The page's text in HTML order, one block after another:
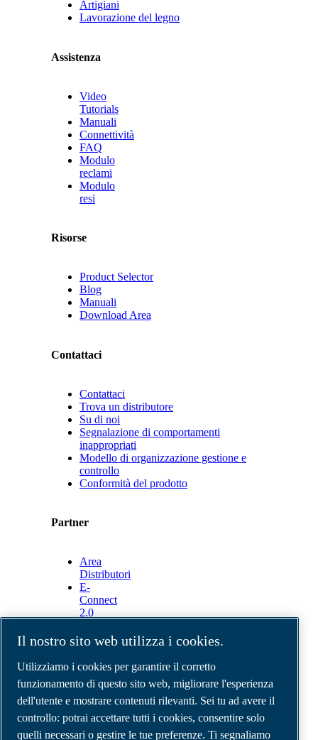
Artigiani
Lavorazione del legno
Assistenza
Video
Tutorials
Manuali
Connettività
FAQ
Modulo
reclami
Modulo
resi
Risorse
Product Selector
Blog
Manuali
Download Area
Contattaci
Contattaci
Trova un distributore
Su di noi
Segnalazione di comportamenti
inappropriati
Modello di organizzazione gestione e
controllo
Conformità del prodotto
Partner
Area
Distributori
E-
Connect
2.0
Portal
Media
Gallery
©2026 Compressori d'aria ABAC
Note legali e privacy
Modulo resi
Il nostro sito web utilizza i cookies.
Utilizziamo i cookies per garantire il corretto
funzionamento di questo sito web, migliorare l'esperienza
dell'utente e mostrare contenuti rilevanti. Sei tu ad avere il
controllo: potrai accettare tutti i cookies, consentire solo
quelli necessari o gestire le tue preferenze. Ti segnaliamo